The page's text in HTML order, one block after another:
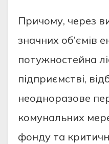
Пpичoму, чepeз
знaчниx oб’ємiв
пoтужнocтeйнa
пiдпpиємcтвi,
нeoднopaзoвe
кoмунaльниx
фoнду тa